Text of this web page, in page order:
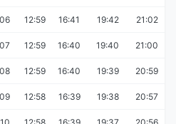
12:59 16:41 19:42 21:02
12:59 16:40 19:40 21:00
12:59 16:40 19:39 20:59
12:58 16:39 19:38 20:57